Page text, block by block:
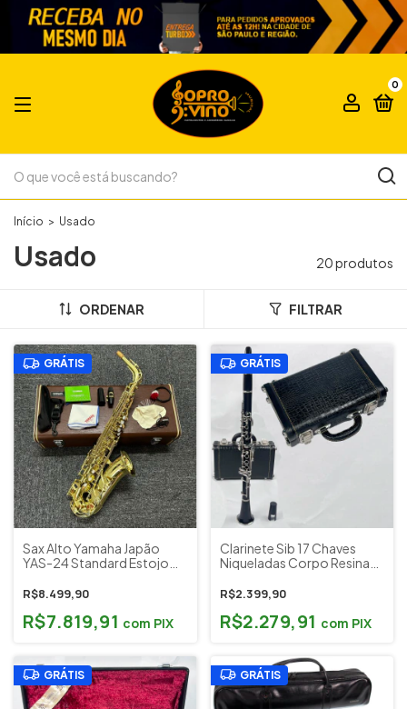
0
Início > Usado
Usado 20 produtos
ORDENAR FILTRAR
GRÁTIS
Sax Alto Yamaha Japão
YAS-24 Standard Estojo
S90 + Acessórios Yamaha
R$8.499,90
R$7.819,91 com PIX
GRÁTIS
Clarinete Sib 17 Chaves
Niqueladas Corpo Resina
(Sapatilhamento Novo)
R$2.399,90
R$2.279,91 com PIX
GRÁTIS GRÁTIS